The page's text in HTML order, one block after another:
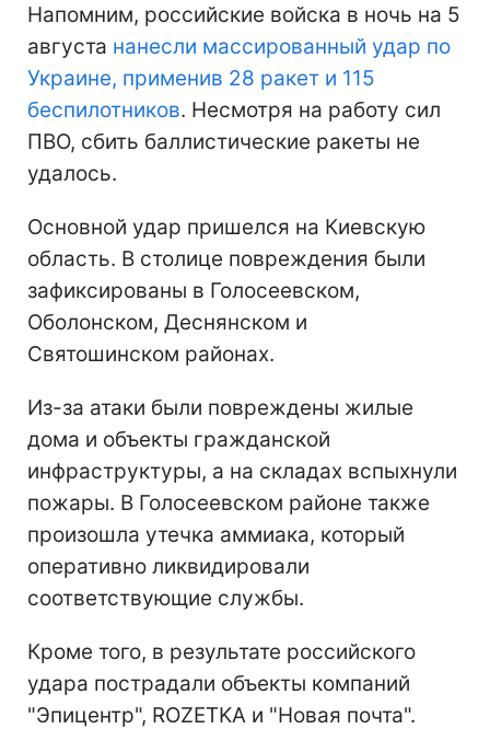
Напомним, российские войска в ночь на 5
августа нанесли массированный удар по
Украине, применив 28 ракет и 115
беспилотников. Несмотря на работу сил
ПВО, сбить баллистические ракеты не
удалось.
Основной удар пришелся на Киевскую
область. В столице повреждения были
зафиксированы в Голосеевском,
Оболонском, Деснянском и
Святошинском районах.
Из-за атаки были повреждены жилые
дома и объекты гражданской
инфраструктуры, а на складах вспыхнули
пожары. В Голосеевском районе также
произошла утечка аммиака, который
оперативно ликвидировали
соответствующие службы.
Кроме того, в результате российского
удара пострадали объекты компаний
"Эпицентр", ROZETKA и "Новая почта".